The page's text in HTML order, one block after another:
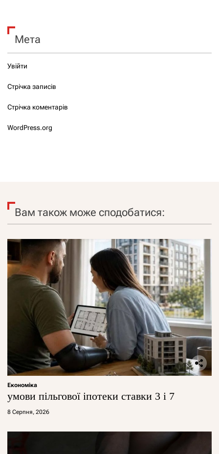
Мета
Увійти
Стрічка записів
Стрічка коментарів
WordPress.org
Вам також може сподобатися:
Економіка
умови пільгової іпотеки ставки 3 і 7
8 Серпня, 2026